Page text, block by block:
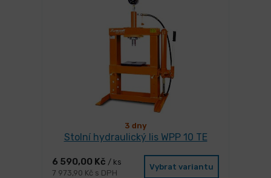
3 dny
Stolní hydraulický lis WPP 10 TE
6 590,00 Kč / ks
7 973,90 Kč s DPH
Vybrat variantu